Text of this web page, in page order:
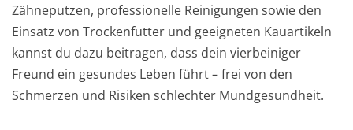
Zähneputzen, professionelle Reinigungen sowie den
Einsatz von Trockenfutter und geeigneten Kauartikeln
kannst du dazu beitragen, dass dein vierbeiniger
Freund ein gesundes Leben führt – frei von den
Schmerzen und Risiken schlechter Mundgesundheit.